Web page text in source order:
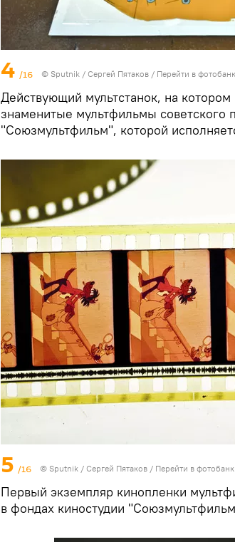
4 /16 © Sputnik / Сергей Пятаков / Перейти в фотобанк
Действующий мультстанок, на
знаменитые мультфильмы советского
"Союзмультфильм", которой
5 /16 © Sputnik / Сергей Пятаков / Перейти в фотобанк
Первый экземпляр кинопленки
в фондах киностудии